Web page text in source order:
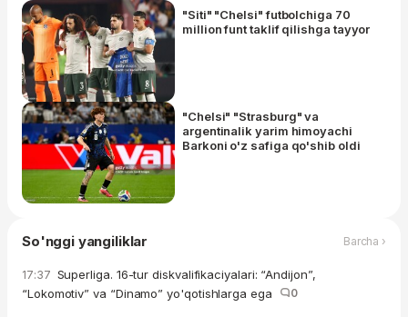
"Siti" "Chelsi" futbolchiga 70
million funt taklif qilishga tayyor
"Chelsi" "Strasburg" va
argentinalik yarim himoyachi
Barkoni o'z safiga qo'shib oldi
So'nggi yangiliklar Barcha ›
17:37 Superliga. 16-tur diskvalifikaciyalari: “Andijon”,
“Lokomotiv” va “Dinamo” yo'qotishlarga ega
0